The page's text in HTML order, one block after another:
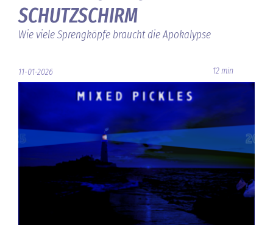
SCHUTZSCHIRM
Wie viele Sprengköpfe braucht die Apokalypse
11-01-2026 12 min